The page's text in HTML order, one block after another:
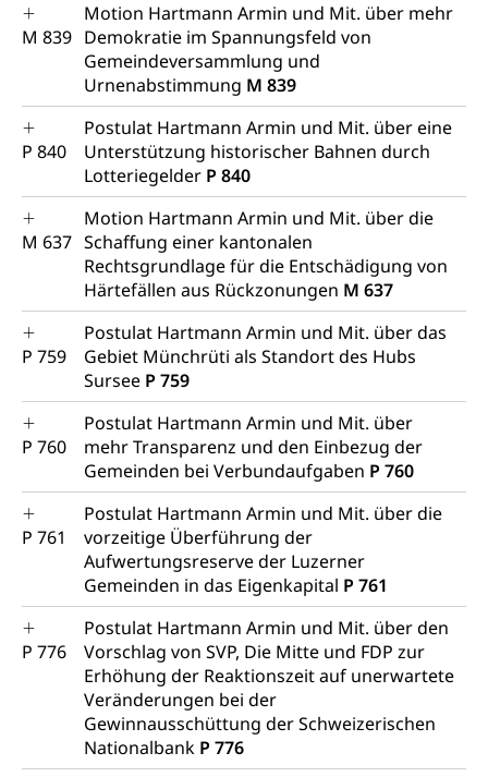
M 839
Motion Hartmann Armin und Mit. über mehr
Demokratie im Spannungsfeld von
Gemeindeversammlung und
Urnenabstimmung M 839
P 840
Postulat Hartmann Armin und Mit. über eine
Unterstützung historischer Bahnen durch
Lotteriegelder P 840
M 637
Motion Hartmann Armin und Mit. über die
Schaffung einer kantonalen
Rechtsgrundlage für die Entschädigung von
Härtefällen aus Rückzonungen M 637
P 759
Postulat Hartmann Armin und Mit. über das
Gebiet Münchrüti als Standort des Hubs
Sursee P 759
P 760
Postulat Hartmann Armin und Mit. über
mehr Transparenz und den Einbezug der
Gemeinden bei Verbundaufgaben P 760
P 761
Postulat Hartmann Armin und Mit. über die
vorzeitige Überführung der
Aufwertungsreserve der Luzerner
Gemeinden in das Eigenkapital P 761
P 776
Postulat Hartmann Armin und Mit. über den
Vorschlag von SVP, Die Mitte und FDP zur
Erhöhung der Reaktionszeit auf unerwartete
Veränderungen bei der
Gewinnausschüttung der Schweizerischen
Nationalbank P 776